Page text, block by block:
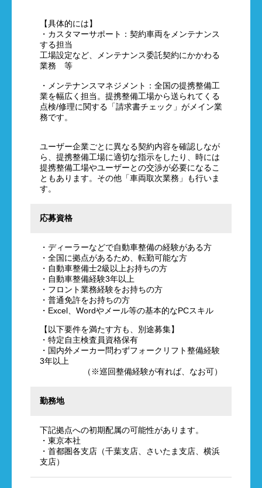
【具体的には】
・カスタマーサポート：契約車両をメンテナンス
する担当
工場設定など、メンテナンス委託契約にかかわる
業務 等
・メンテナンスマネジメント：全国の提携整備工
業を幅広く担当。提携整備工場から送られてくる
点検/修理に関する「請求書チェック」がメイン業
務です。
ユーザー企業ごとに異なる契約内容を確認しなが
ら、提携整備工場に適切な指示をしたり、時には
提携整備工場やユーザーとの交渉が必要になるこ
ともあります。その他「車両取次業務」も行いま
す。
応募資格
・ディーラーなどで自動車整備の経験がある方
・全国に拠点があるため、転勤可能な方
・自動車整備士2級以上お持ちの方
・自動車整備経験3年以上
・フロント業務経験をお持ちの方
・普通免許をお持ちの方
・Excel、Wordやメール等の基本的なPCスキル
【以下要件を満たす方も、別途募集】
・特定自主検査員資格保有
・国内外メーカー問わずフォークリフト整備経験
3年以上
（※巡回整備経験が有れば、なお可）
勤務地
下記拠点への初期配属の可能性があります。
・東京本社
・首都圏各支店（千葉支店、さいたま支店、横浜
支店）